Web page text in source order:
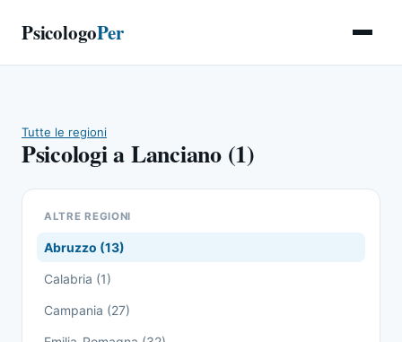
PsicologoPer
Tutte le regioni
Psicologi a Lanciano (1)
ALTRE REGIONI
Abruzzo (13)
Calabria (1)
Campania (27)